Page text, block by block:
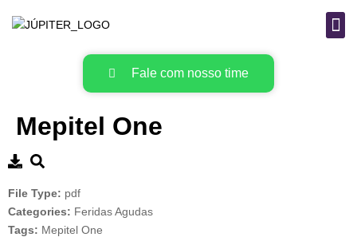
Fale com nosso time
Mepitel One
File Type: pdf
Categories: Feridas Agudas
Tags: Mepitel One